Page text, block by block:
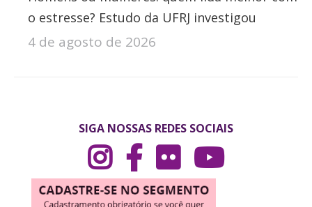
o estresse? Estudo da UFRJ investigou
4 de agosto de 2026
SIGA NOSSAS REDES SOCIAIS